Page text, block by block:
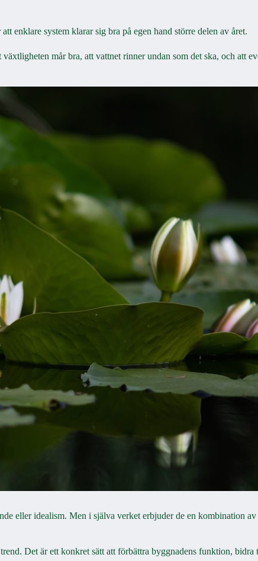
enklare system klarar sig bra på egen hand större delen av året.
mår bra, att vattnet rinner undan som det ska, och att
eller idealism. Men i själva verket erbjuder de en kombination
Det är ett konkret sätt att förbättra byggnadens funktion,